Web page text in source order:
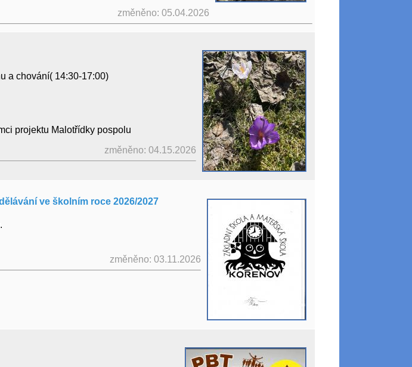
změněno: 05.04.2026
a chování( 14:30-17:00)
projektu Malotřídky pospolu
změněno: 04.15.2026
ve školním roce 2026/2027
změněno: 03.11.2026